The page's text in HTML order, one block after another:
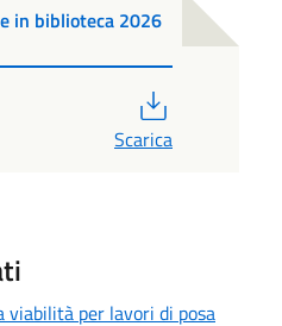
in biblioteca 2026
Scarica
viabilità per lavori di posa